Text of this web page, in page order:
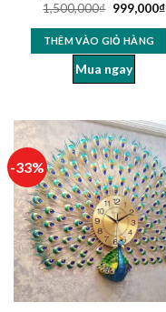
1,500,000₫ 999,000₫
THÊM VÀO GIỎ HÀNG
Mua ngay
-33%